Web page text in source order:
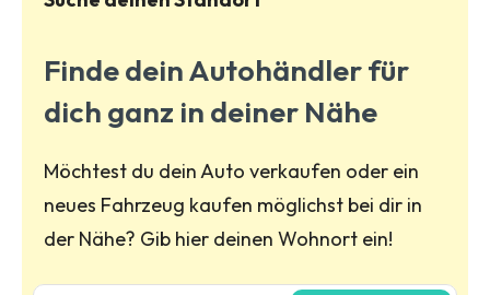
Finde dein Autohändler für
dich ganz in deiner Nähe
Möchtest du dein Auto verkaufen oder ein
neues Fahrzeug kaufen möglichst bei dir in
der Nähe? Gib hier deinen Wohnort ein!